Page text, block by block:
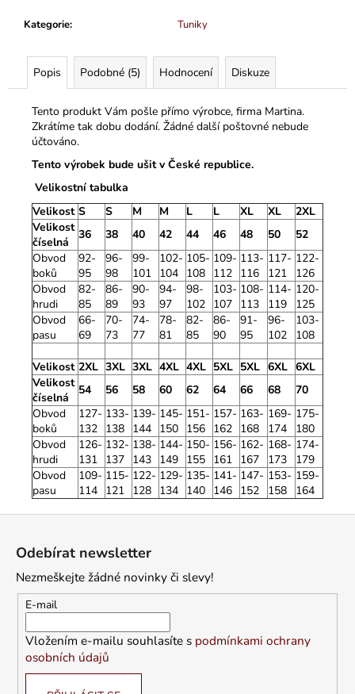
Kategorie: Tuniky
Popis Podobné (5) Hodnocení Diskuze
Tento produkt Vám pošle přímo výrobce, firma Martina.
Zkrátíme tak dobu dodání. Žádné další poštovné nebude
účtováno.
Tento výrobek bude ušit v České republice.
Velikostní tabulka
Velikost S S M M L L XL XL
2XL
Velikost
číselná
36 38 40 42 44 46 48 50
52
Obvod
boků
92-
95
96-
98
99-
101
102-
104
105-
108
109-
112
113-
116
117-
121
122-
126
Obvod
hrudi
82-
85
86-
89
90-
93
94-
97
98-
102
103-
107
108-
113
114-
119
120-
125
Obvod
pasu
66-
69
70-
73
74-
77
78-
81
82-
85
86-
90
91-
95
96-
102
103-
108
Velikost 2XL 3XL 3XL 4XL 4XL 5XL 5XL 6XL 6XL
Velikost
číselná
54 56 58 60 62 64 66 68
70
Obvod
boků
127-
132
133-
138
139-
144
145-
150
151-
156
157-
162
163-
168
169-
174
175-
180
Obvod
hrudi
126-
131
132-
137
138-
143
144-
149
150-
155
156-
161
162-
167
168-
173
174-
179
Obvod
pasu
109-
114
115-
121
122-
128
129-
134
135-
140
141-
146
147-
152
153-
158
159-
164
Odebírat newsletter
Nezmeškejte žádné novinky či slevy!
E-mail
Vložením e-mailu souhlasíte s podmínkami ochrany
osobních údajů